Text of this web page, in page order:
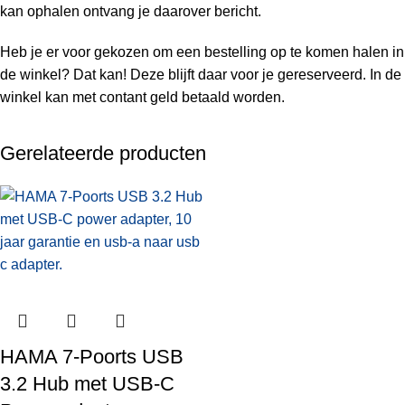
kan ophalen ontvang je daarover bericht.
Heb je er voor gekozen om een bestelling op te komen halen in
de winkel? Dat kan! Deze blijft daar voor je gereserveerd. In de
winkel kan met contant geld betaald worden.
Gerelateerde producten
HAMA 7-Poorts USB
3.2 Hub met USB-C